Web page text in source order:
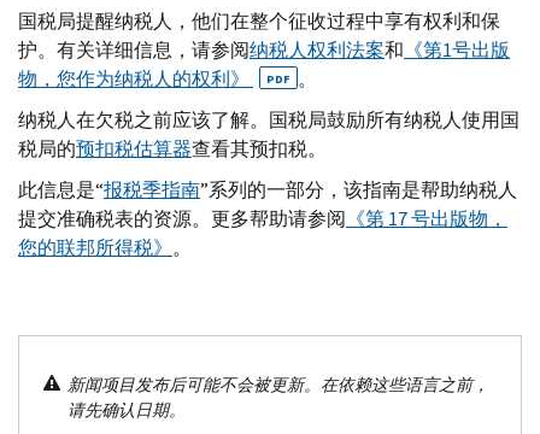
国税局提醒纳税人，他们在整个征收过程中享有权利和保
护。有关详细信息，请参阅纳税人权利法案和 《第1号出版
物，您作为纳税人的权利》
PDF 。
纳税人在欠税之前应该了解。国税局鼓励所有纳税人使用国
税局的预扣税估算器查看其预扣税。
此信息是“报税季指南”系列的一部分，该指南是帮助纳税人
提交准确税表的资源。更多帮助请参阅 《第 17 号出版物，
您的联邦所得税》 。
新闻项目发布后可能不会被更新。在依赖这些语言之前，
请先确认日期。